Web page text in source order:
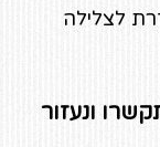
לצלילה
ונעזור